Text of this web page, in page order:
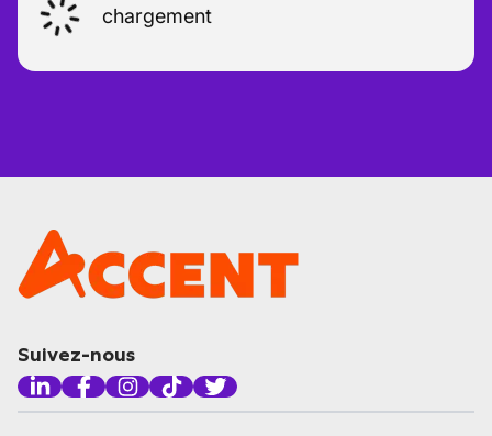
chargement
Suivez-nous